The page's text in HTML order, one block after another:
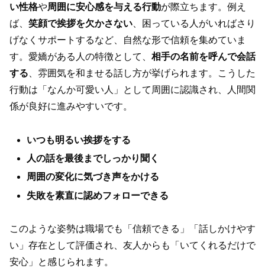
い性格や周囲に安心感を与える行動が際立ちます。例え
ば、 笑顔で挨拶を欠かさない 、困っている人がいればさり
げなくサポートするなど、自然な形で信頼を集めていま
す。愛嬌がある人の特徴として、 相手の名前を呼んで会話
する 、雰囲気を和ませる話し方が挙げられます。こうした
行動は「なんか可愛い人」として周囲に認識され、人間関
係が良好に進みやすいです。
いつも明るい挨拶をする
人の話を最後までしっかり聞く
周囲の変化に気づき声をかける
失敗を素直に認めフォローできる
このような姿勢は職場でも「信頼できる」「話しかけやす
い」存在として評価され、友人からも「いてくれるだけで
安心」と感じられます。